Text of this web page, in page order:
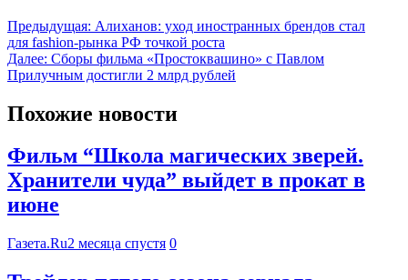
Предыдущая: Алиханов: уход иностранных брендов стал
для fashion-рынка РФ точкой роста
Далее: Сборы фильма «Простоквашино» с Павлом
Прилучным достигли 2 млрд рублей
Похожие новости
Фильм “Школа магических зверей.
Хранители чуда” выйдет в прокат в
июне
Газета.Ru2 месяца спустя 0